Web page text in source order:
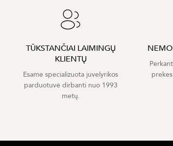
TŪKSTANČIAI LAIMINGŲ
KLIENTŲ
Esame specializuota juvelyrikos
parduotuvė dirbanti nuo 1993
metų.